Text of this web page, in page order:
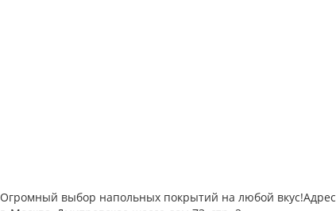
Огромный выбор напольных покрытий на любой вкус!Адрес